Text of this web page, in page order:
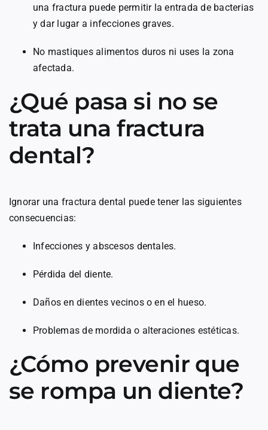
una fractura puede permitir la entrada de bacterias
y dar lugar a infecciones graves.
No mastiques alimentos duros ni uses la zona
afectada.
¿Qué pasa si no se
trata una fractura
dental?
Ignorar una fractura dental puede tener las siguientes
consecuencias:
Infecciones y abscesos dentales.
Pérdida del diente.
Daños en dientes vecinos o en el hueso.
Problemas de mordida o alteraciones estéticas.
¿Cómo prevenir que
se rompa un diente?